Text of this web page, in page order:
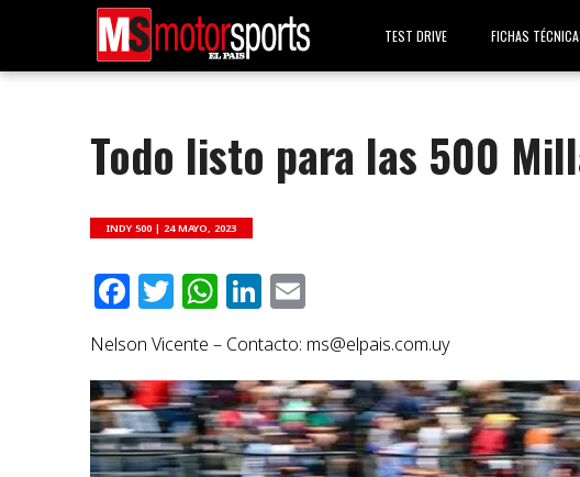
TEST DRIVE FICHAS
Todo listo para las 500
INDY 500 |24 MAYO, 2023
Facebook
Twitter
WhatsApp
LinkedIn
Nelson Vicente – Contacto: ms@elpais.com.uy